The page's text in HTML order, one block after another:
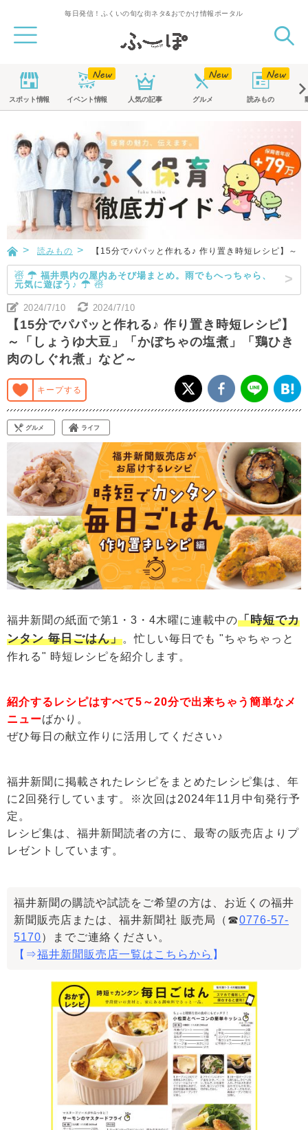
毎日発信！ふくいの旬な街ネタ&おでかけ情報ポータル
スポット情報 イベント情報 人気の記事 グルメ 読みもの
読みもの 【15分でパパッと作れる♪ 作り置き時短レシピ】～
☃ ☂ 福井県内の屋内あそび場まとめ。雨でもへっちゃら、
元気に遊ぼう♪ ☂ ☃
2024/7/10 2024/7/10
【15分でパパッと作れる♪ 作り置き時短レシピ】
～「しょうゆ大豆」「かぼちゃの塩煮」「鶏ひき
肉のしぐれ煮」など～
キープする
グルメ ライフ
福井新聞の紙面で第1・3・4木曜に連載中の「時短でカ
ンタン 毎日ごはん」。忙しい毎日でも "ちゃちゃっと
作れる" 時短レシピを紹介します。
紹介するレシピはすべて5～20分で出来ちゃう簡単なメ
ニューばかり。
ぜひ毎日の献立作りに活用してください♪
福井新聞に掲載されたレシピをまとめたレシピ集は、年
に2回発行しています。※次回は2024年11月中旬発行予
定。
レシピ集は、福井新聞読者の方に、最寄の販売店よりプ
レゼントしています。
福井新聞の購読や試読をご希望の方は、お近くの福井
新聞販売店または、福井新聞社 販売局（☎0776-57-
5170）までご連絡ください。
【⇒福井新聞販売店一覧はこちらから 】